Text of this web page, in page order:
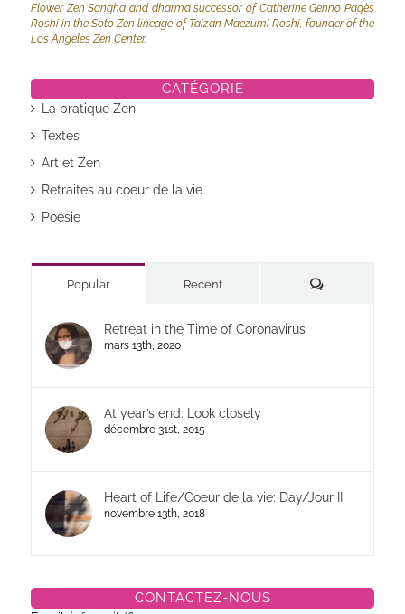
Flower Zen Sangha and dharma successor of Catherine Genno Pagès
Roshi in the Soto Zen lineage of Taizan Maezumi Roshi, founder of the
Los Angeles Zen Center.
CATÉGORIE
La pratique Zen
Textes
Art et Zen
Retraites au coeur de la vie
Poésie
Popular Recent Commentaires
Retreat in the Time of Coronavirus
mars 13th, 2020
At year’s end: Look closely
décembre 31st, 2015
Heart of Life/Coeur de la vie: Day/Jour II
novembre 13th, 2018
CONTACTEZ-NOUS